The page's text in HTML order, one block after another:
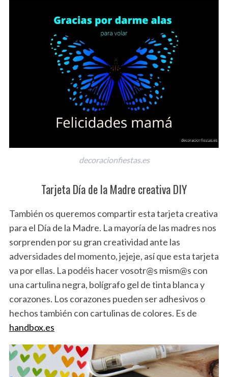
decoracionfiestas.es
Tarjeta Día de la Madre creativa DIY
También os queremos compartir esta tarjeta creativa
para el Día de la Madre. La mayoría de las madres nos
sorprenden por su gran creatividad ante las
adversidades del momento, jejeje, así que esta tarjeta
va por ellas. La podéis hacer vosotr@s mism@s con
una cartulina negra, bolígrafo gel de tinta blanca y
corazones. Los corazones pueden ser adhesivos o
hechos también con cartulinas de colores. Es de
handbox.es